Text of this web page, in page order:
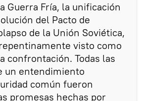
Guerra Fría, la unificación
del Pacto de
de la Unión Soviética,
visto como
confrontación. Todas las
un entendimiento
común fueron
promesas hechas por